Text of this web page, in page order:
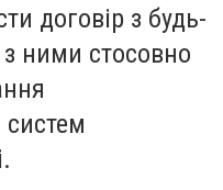
договір з будь-
ними стосовно